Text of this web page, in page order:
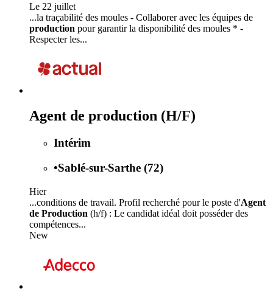
Le 22 juillet
...la traçabilité des moules - Collaborer avec les équipes de
production pour garantir la disponibilité des moules * -
Respecter les...
Agent de production (H/F)
Intérim
•Sablé-sur-Sarthe (72)
Hier
...conditions de travail. Profil recherché pour le poste d'Agent
de Production (h/f) : Le candidat idéal doit posséder des
compétences...
New